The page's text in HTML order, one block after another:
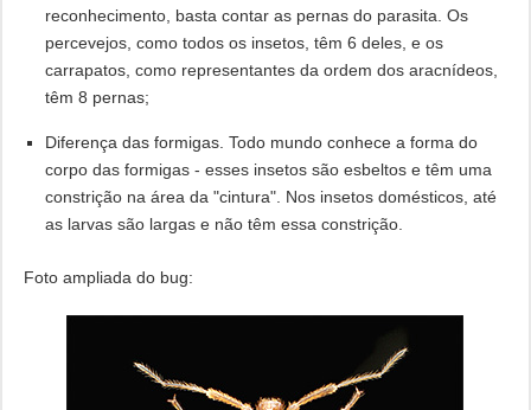
reconhecimento, basta contar as pernas do parasita. Os
percevejos, como todos os insetos, têm 6 deles, e os
carrapatos, como representantes da ordem dos aracnídeos,
têm 8 pernas;
Diferença das formigas. Todo mundo conhece a forma do
corpo das formigas - esses insetos são esbeltos e têm uma
constrição na área da "cintura". Nos insetos domésticos, até
as larvas são largas e não têm essa constrição.
Foto ampliada do bug: